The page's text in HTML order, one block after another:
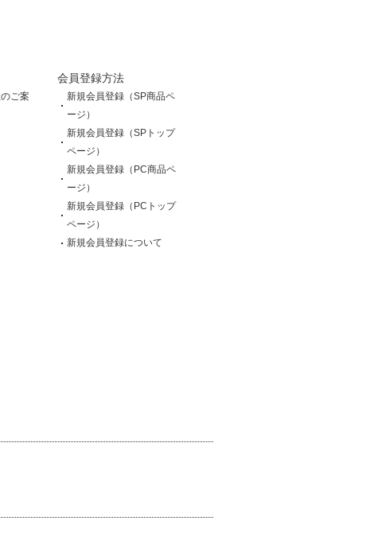
ご案
会員登録方法
新規会員登録（SP商品ペ
ージ）
新規会員登録（SPトップ
ページ）
新規会員登録（PC商品ペ
ージ）
新規会員登録（PCトップ
ページ）
新規会員登録について